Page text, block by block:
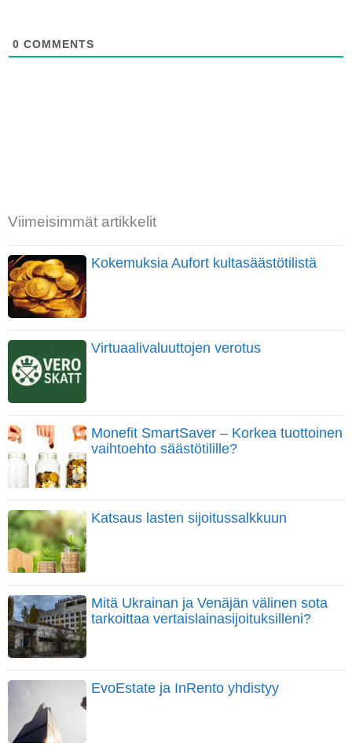
0 COMMENTS
Viimeisimmät artikkelit
Kokemuksia Aufort kultasäästötilistä
Virtuaalivaluuttojen verotus
Monefit SmartSaver – Korkea tuottoinen
vaihtoehto säästötilille?
Katsaus lasten sijoitussalkkuun
Mitä Ukrainan ja Venäjän välinen sota
tarkoittaa vertaislainasijoituksilleni?
EvoEstate ja InRento yhdistyy